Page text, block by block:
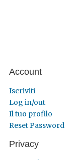
Account
Iscriviti
Log in/out
Il tuo profilo
Reset Password
Privacy